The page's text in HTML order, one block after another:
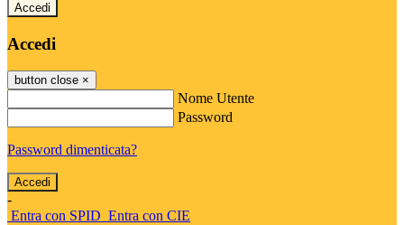
Accedi
Accedi
button close ×
Nome Utente
Password
Password dimenticata?
-
Entra con SPID Entra con CIE